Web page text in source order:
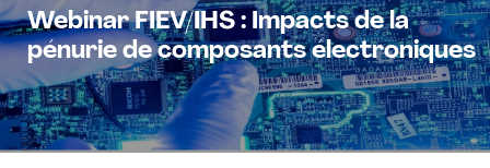
ADHÉRENTS
ACTUALITÉS
Webinar FIEV/IHS : Impacts de la
pénurie de composants électroniques